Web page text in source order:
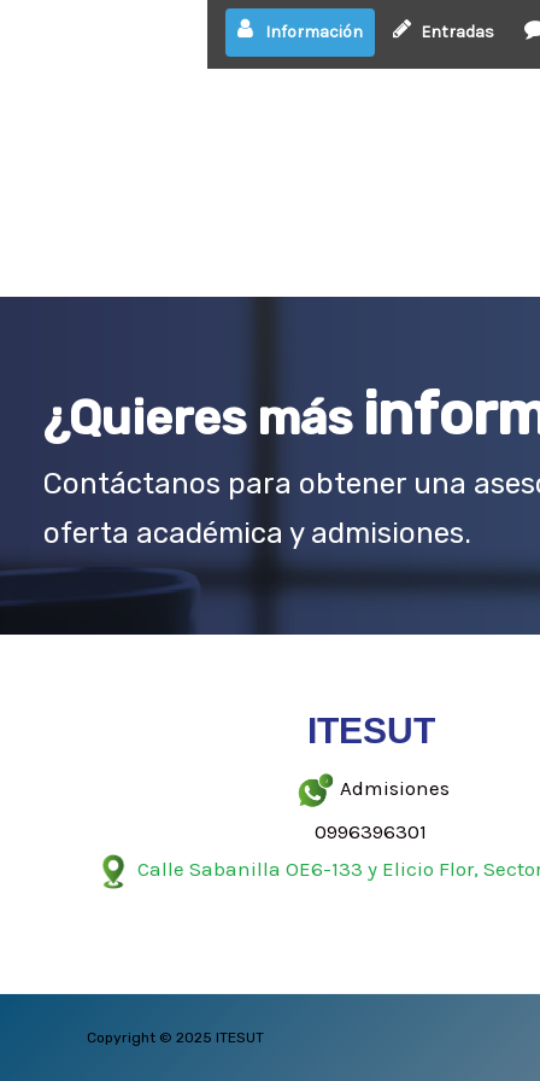
Información Entradas
¿Quieres más
Contáctanos para obtener una
oferta académica y admisiones.
ITESUT
Admisiones
0996396301
Calle Sabanilla OE6-133 y Elicio Flor,
Copyright © 2025 ITESUT